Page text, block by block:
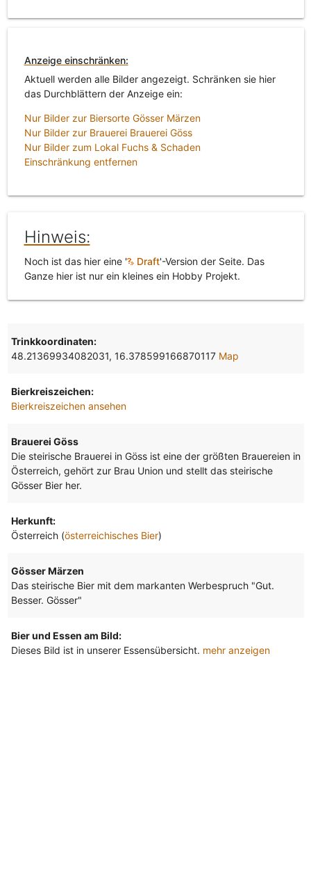
Anzeige einschränken:
Aktuell werden alle Bilder angezeigt. Schränken sie hier
das Durchblättern der Anzeige ein:
Nur Bilder zur Biersorte Gösser Märzen
Nur Bilder zur Brauerei Brauerei Göss
Nur Bilder zum Lokal Fuchs & Schaden
Einschränkung entfernen
Hinweis:
Noch ist das hier eine ' Draft'-Version der Seite. Das
Ganze hier ist nur ein kleines ein Hobby Projekt.
Trinkkoordinaten:
48.21369934082031, 16.378599166870117 Map
Bierkreiszeichen:
Bierkreiszeichen ansehen
Brauerei Göss
Die steirische Brauerei in Göss ist eine der größten Brauereien in
Österreich, gehört zur Brau Union und stellt das steirische
Gösser Bier her.
Herkunft:
Österreich (österreichisches Bier)
Gösser Märzen
Das steirische Bier mit dem markanten Werbespruch "Gut.
Besser. Gösser"
Bier und Essen am Bild:
Dieses Bild ist in unserer Essensübersicht. mehr anzeigen